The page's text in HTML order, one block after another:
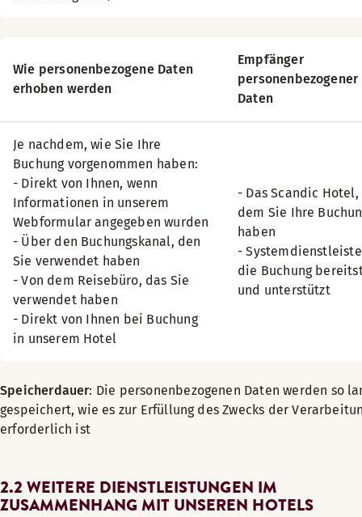
Wie personenbezogene Daten
erhoben werden
Empfänger
personenbezogener
Daten
Je nachdem, wie Sie Ihre
Buchung vorgenommen haben:
- Direkt von Ihnen, wenn
Informationen in unserem
Webformular angegeben wurden
- Über den Buchungskanal, den
Sie verwendet haben
- Von dem Reisebüro, das Sie
verwendet haben
- Direkt von Ihnen bei Buchung
in unserem Hotel
- Das Scandic
dem Sie Ihre
haben
-
die Buchung
und unterstützt
Speicherdauer: Die personenbezogenen Daten werden so
gespeichert, wie es zur Erfüllung des Zwecks der
erforderlich ist
2.2 WEITERE DIENSTLEISTUNGEN IM
ZUSAMMENHANG MIT UNSEREN HOTELS